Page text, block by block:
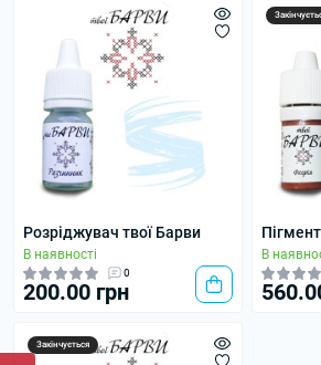
Розріджувач твої Барви
В наявності
0
200.00 грн
В
Закінчується